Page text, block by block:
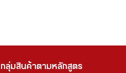
กลุ่มสินค้าตามหลักสูตร